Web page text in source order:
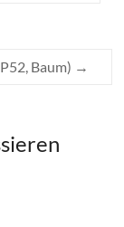
Baum) →